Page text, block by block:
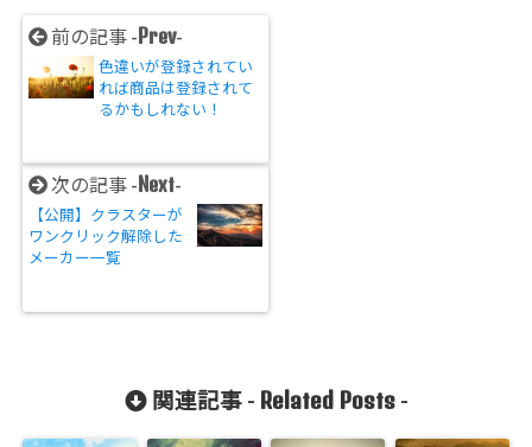
前の記事 -Prev-
色違いが登録されてい
れば商品は登録されて
るかもしれない！
次の記事 -Next-
【公開】クラスターが
ワンクリック解除した
メーカー一覧
関連記事 - Related Posts-